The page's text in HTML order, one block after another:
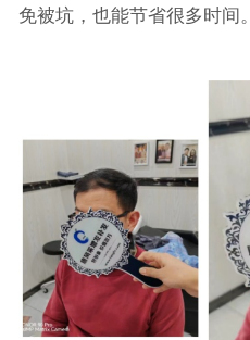
免被坑，也能节省很多时间。